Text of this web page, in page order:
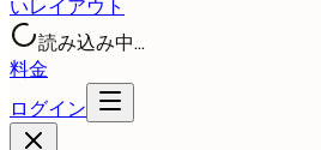
いレイアウト
読み込み中...
料金
ログイン